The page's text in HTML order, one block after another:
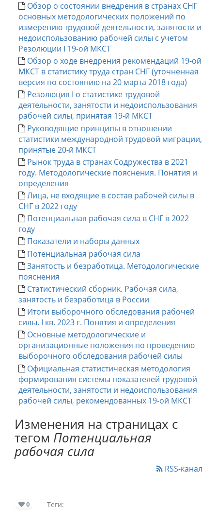
Обзор о состоянии внедрения в странах СНГ
основных методологических положений по
измерению трудовой деятельности, занятости и
недоиспользованию рабочей силы с учетом
Резолюции I 19-ой МКСТ
Обзор о ходе внедрения рекомендаций 19-ой
МКСТ в статистику труда стран СНГ (уточненная
версия по состоянию на 20 марта 2018 года)
Резолюция I о статистике трудовой
деятельности, занятости и недоиспользования
рабочей силы, принятая 19-й МКСТ
Руководящие принципы в отношении
статистики международной трудовой миграции,
принятые 20-й МКСТ
Рынок труда в странах Содружества в 2021
году. Методологические пояснения. Понятия и
определения
Лица, не входящие в состав рабочей силы в
СНГ в 2022 году
Потенциальная рабочая сила в СНГ в 2022
году
Показатели и наборы данных
Потенциальная рабочая сила
Занятость и безработица. Методологические
пояснения
Статистический сборник. Рабочая сила,
занятость и безработица в России
Итоги выборочного обследования рабочей
силы. I кв. 2023 г. Понятия и определения
Основные методологические и
организационные положения по проведению
выборочного обследования рабочей силы
Официальная статистическая методология
формирования системы показателей трудовой
деятельности, занятости и недоиспользования
рабочей силы, рекомендованных 19-ой МКСТ
Изменения на страницах с
тегом Потенциальная
рабочая сила
RSS-канал
0 Теги: